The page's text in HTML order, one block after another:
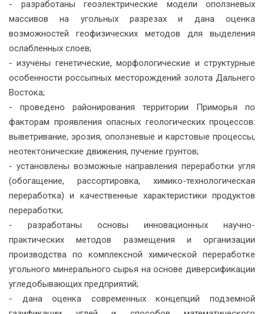
- разработаны геоэлектрические модели оползневых
массивов на угольных разрезах и дана оценка
возможностей геофизических методов для выделения
ослабленных слоев;
- изучены генетические, морфологические и структурные
особенности россыпных месторождений золота Дальнего
Востока;
- проведено районирования территории Приморья по
факторам проявления опасных геологических процессов:
выветривание, эрозия, оползневые и карстовые процессы,
неотектонические движения, пучение грунтов;
- установлены возможные направления переработки угля
(обогащение, рассортировка, химико-технологическая
переработка) и качественные характеристики продуктов
переработки;
- разработаны основы инновационных научно-
практических методов размещения и организации
производства по комплексной химической переработке
угольного минерального сырья на основе диверсификации
угледобывающих предприятий;
- дана оценка современных концепций подземной